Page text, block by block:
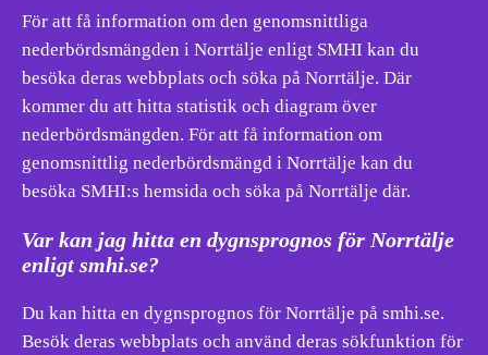
För att få information om den genomsnittliga
nederbördsmängden i Norrtälje enligt SMHI kan du
besöka deras webbplats och söka på Norrtälje. Där
kommer du att hitta statistik och diagram över
nederbördsmängden. För att få information om
genomsnittlig nederbördsmängd i Norrtälje kan du
besöka SMHI:s hemsida och söka på Norrtälje där.
Var kan jag hitta en dygnsprognos för Norrtälje
enligt smhi.se?
Du kan hitta en dygnsprognos för Norrtälje på smhi.se.
Besök deras webbplats och använd deras sökfunktion för